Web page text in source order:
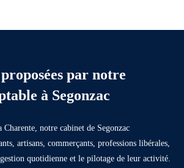
par notre
à Segonzac
notre cabinet de Segonzac
artisans, commerçants, professions libérales,
quotidienne et le pilotage de leur activité.